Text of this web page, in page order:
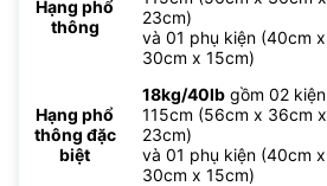
Hạng phổ
thông
23cm)
và 01 phụ kiện (40cm x
30cm x 15cm)
Hạng phổ
thông đặc
biệt
18kg/40lb gồm 02 kiện
115cm (56cm x 36cm x
23cm)
và 01 phụ kiện (40cm x
30cm x 15cm)